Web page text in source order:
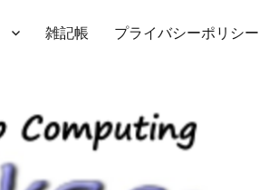
雑記帳 プライバシーポリシー